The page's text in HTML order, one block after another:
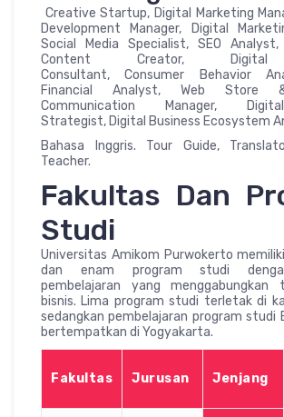
Creative Startup, Digital Marketing
Development Manager, Digital
Social Media Specialist, SEO Analyst,
Content Creator, Digital
Consultant, Consumer Behavior
Financial Analyst, Web Store
Communication Manager,
Strategist, Digital Business Ecosystem
Bahasa Inggris. Tour Guide,
Teacher.
Fakultas Dan
Studi
Universitas Amikom Purwokerto
dan enam program studi
pembelajaran yang menggabungkan
bisnis. Lima program studi terletak di
sedangkan pembelajaran program studi
bertempatkan di Yogyakarta.
Fakultas Jurusan Jenjang